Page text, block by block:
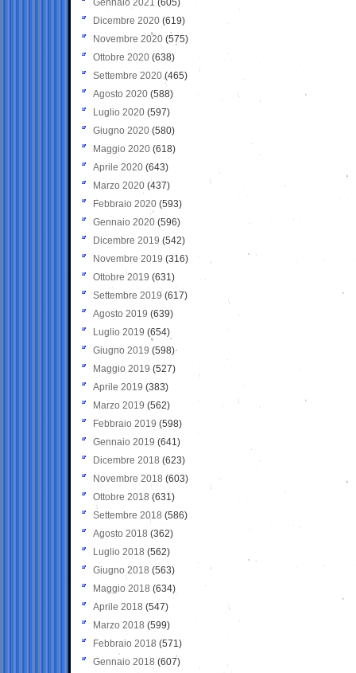
Gennaio 2021 (605)
Dicembre 2020 (619)
Novembre 2020 (575)
Ottobre 2020 (638)
Settembre 2020(465)
Agosto 2020 (588)
Luglio 2020 (597)
Giugno 2020 (580)
Maggio 2020 (618)
Aprile 2020 (643)
Marzo 2020 (437)
Febbraio 2020 (593)
Gennaio 2020 (596)
Dicembre 2019 (542)
Novembre 2019 (316)
Ottobre 2019 (631)
Settembre 2019 (617)
Agosto 2019 (639)
Luglio 2019 (654)
Giugno 2019 (598)
Maggio 2019 (527)
Aprile 2019 (383)
Marzo 2019 (562)
Febbraio 2019 (598)
Gennaio 2019 (641)
Dicembre 2018 (623)
Novembre 2018 (603)
Ottobre 2018 (631)
Settembre 2018 (586)
Agosto 2018 (362)
Luglio 2018 (562)
Giugno 2018 (563)
Maggio 2018 (634)
Aprile 2018 (547)
Marzo 2018 (599)
Febbraio 2018 (571)
Gennaio 2018 (607)